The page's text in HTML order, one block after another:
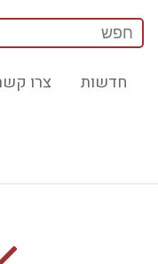
צרו חדשות